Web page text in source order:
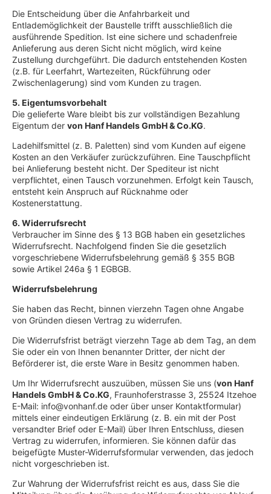
Die Entscheidung über die Anfahrbarkeit und
Entlademöglichkeit der Baustelle trifft ausschließlich die
ausführende Spedition. Ist eine sichere und schadenfreie
Anlieferung aus deren Sicht nicht möglich, wird keine
Zustellung durchgeführt. Die dadurch entstehenden Kosten
(z.B. für Leerfahrt, Wartezeiten, Rückführung oder
Zwischenlagerung) sind vom Kunden zu tragen.
5. Eigentumsvorbehalt
Die gelieferte Ware bleibt bis zur vollständigen Bezahlung
Eigentum der von Hanf Handels GmbH & Co.KG.
Ladehilfsmittel (z. B. Paletten) sind vom Kunden auf eigene
Kosten an den Verkäufer zurückzuführen. Eine Tauschpflicht
bei Anlieferung besteht nicht. Der Spediteur ist nicht
verpflichtet, einen Tausch vorzunehmen. Erfolgt kein Tausch,
entsteht kein Anspruch auf Rücknahme oder
Kostenerstattung.
6. Widerrufsrecht
Verbraucher im Sinne des § 13 BGB haben ein gesetzliches
Widerrufsrecht. Nachfolgend finden Sie die gesetzlich
vorgeschriebene Widerrufsbelehrung gemäß § 355 BGB
sowie Artikel 246a § 1 EGBGB.
Widerrufsbelehrung
Sie haben das Recht, binnen vierzehn Tagen ohne Angabe
von Gründen diesen Vertrag zu widerrufen.
Die Widerrufsfrist beträgt vierzehn Tage ab dem Tag, an dem
Sie oder ein von Ihnen benannter Dritter, der nicht der
Beförderer ist, die erste Ware in Besitz genommen haben.
Um Ihr Widerrufsrecht auszuüben, müssen Sie uns (von Hanf
Handels GmbH & Co.KG, Fraunhoferstrasse 3, 25524 Itzehoe
E-Mail: info@vonhanf.de oder über unser Kontaktformular)
mittels einer eindeutigen Erklärung (z. B. ein mit der Post
versandter Brief oder E-Mail) über Ihren Entschluss, diesen
Vertrag zu widerrufen, informieren. Sie können dafür das
beigefügte Muster-Widerrufsformular verwenden, das jedoch
nicht vorgeschrieben ist.
Zur Wahrung der Widerrufsfrist reicht es aus, dass Sie die